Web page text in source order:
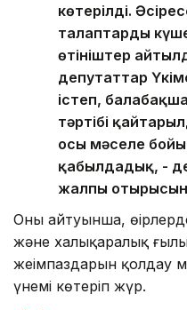
көтерілді.
талаптарды
өтініштер
депутаттар
істеп,
тәртібі
осы мәселе
қабылдадық, -
жалпы
Оның айтуынша,
және халықаралық
жеңімпаздарын қолдау
үнемі көтеріп жүр.